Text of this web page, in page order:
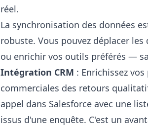
réel.
La synchronisation des données
robuste. Vous pouvez déplacer
ou enrichir vos outils préférés —
Intégration CRM : Enrichissez
commerciales des retours
appel dans Salesforce avec une
issus d'une enquête. C'est un